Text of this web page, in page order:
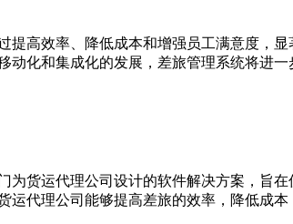
提高效率、降低成本和增强员工满意度，
动化和集成化的发展，差旅管理系统将进
为货运代理公司设计的软件解决方案，旨
运代理公司能够提高差旅的效率，降低成本